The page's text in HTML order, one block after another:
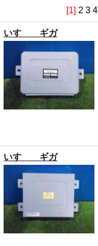
[1] 2 3 4
いすゞ ギガ
いすゞ ギガ